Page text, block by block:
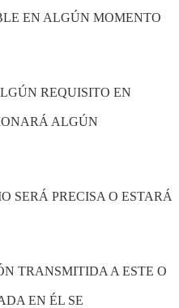
EN ALGÚN MOMENTO
REQUISITO EN
ALGÚN
SERÁ PRECISA O ESTARÁ
TRANSMITIDA A ESTE O
EN ÉL SE